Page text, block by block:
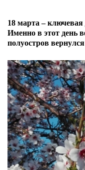
18 марта – ключевая
Именно в этот день
полуостров